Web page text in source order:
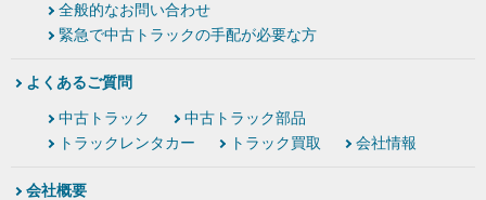
全般的なお問い合わせ
緊急で中古トラックの手配が必要な方
よくあるご質問
中古トラック
中古トラック部品
トラックレンタカー
トラック買取 会社情報
会社概要